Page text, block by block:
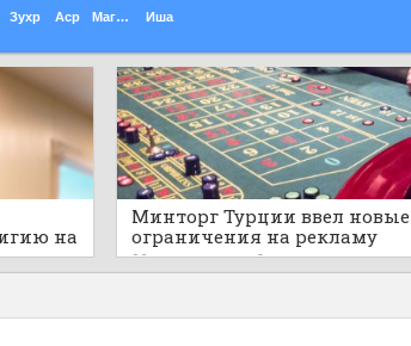
Зухр Аср Магриб Иша
на
Минторг Турции ввел новые
ограничения на рекламу
азартных игр и астрологов
22 часа назад 0